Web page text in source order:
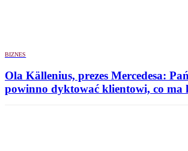
BIZNES
Ola Källenius, prezes Mercedesa:
powinno dyktować klientowi, co ma